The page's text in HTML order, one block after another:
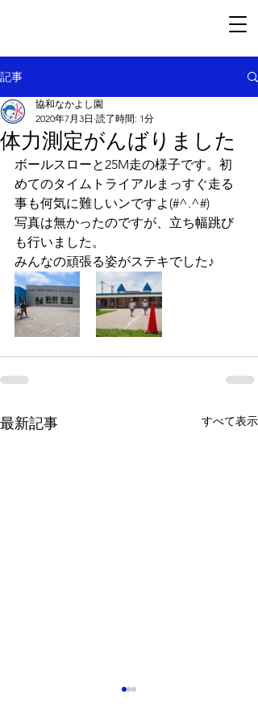
記事
体力測定がんばりました
協和なかよし園
2020年7月3日 読了時間: 1分
ボールスローと25M走の様子です。初
めてのタイムトライアルまっすぐ走る
事も何気に難しいンですよ(#^.^#)
写真は無かったのですが、立ち幅跳び
も行いました。
みんなの頑張る姿がステキでした♪
最新記事 すべて表示